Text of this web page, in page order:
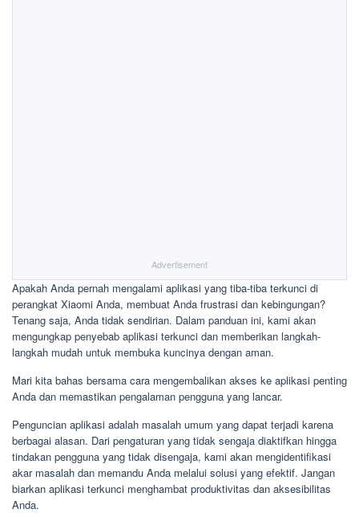
Advertisement
Apakah Anda pernah mengalami aplikasi yang tiba-tiba terkunci di
perangkat Xiaomi Anda, membuat Anda frustrasi dan kebingungan?
Tenang saja, Anda tidak sendirian. Dalam panduan ini, kami akan
mengungkap penyebab aplikasi terkunci dan memberikan langkah-
langkah mudah untuk membuka kuncinya dengan aman.
Mari kita bahas bersama cara mengembalikan akses ke aplikasi penting
Anda dan memastikan pengalaman pengguna yang lancar.
Penguncian aplikasi adalah masalah umum yang dapat terjadi karena
berbagai alasan. Dari pengaturan yang tidak sengaja diaktifkan hingga
tindakan pengguna yang tidak disengaja, kami akan mengidentifikasi
akar masalah dan memandu Anda melalui solusi yang efektif. Jangan
biarkan aplikasi terkunci menghambat produktivitas dan aksesibilitas
Anda.